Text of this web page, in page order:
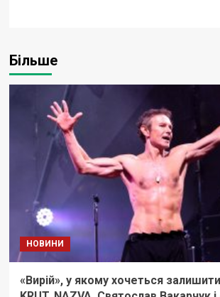
Більше
НОВИНИ
«Вирій», у якому хочеться